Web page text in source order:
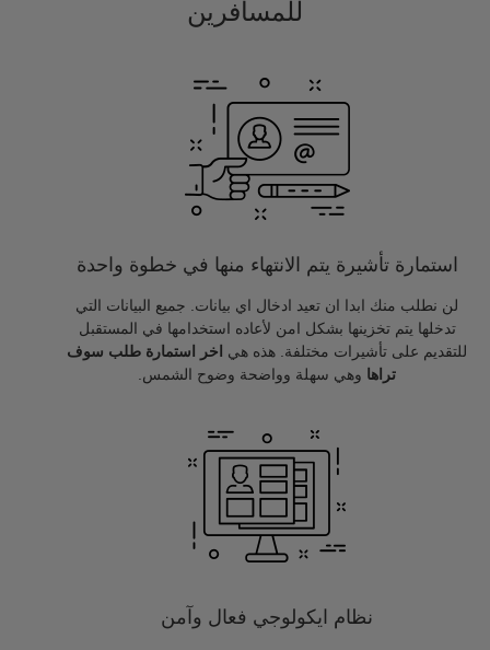
للمسافرين
استمارة تأشيرة يتم الانتهاء منها في خطوة واحدة
لن نطلب منك ابدا ان تعيد ادخال اي بيانات. جميع البيانات التي
تدخلها يتم تخزينها بشكل امن لأعاده استخدامها في المستقبل
للتقديم على تأشيرات مختلفة. هذه هي
اخر استمارة طلب سوف
تراها وهي سهلة وواضحة وضوح الشمس.
نظام ايكولوجي فعال وآمن